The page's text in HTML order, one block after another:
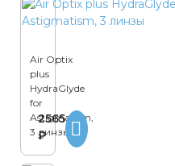
Air Optix
plus
HydraGlyde
for
Astigmatism,
3 линзы
2565
₽